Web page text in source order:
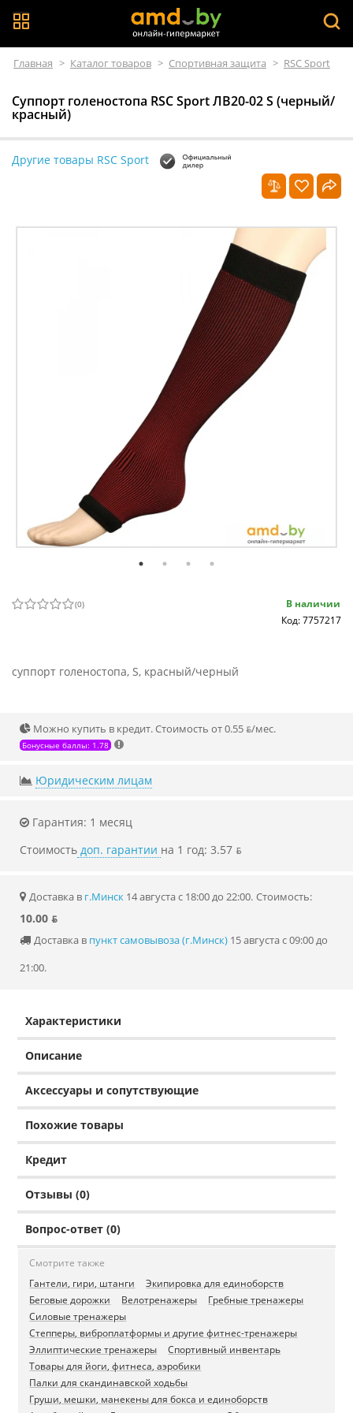
Главная > Каталог товаров > Спортивная защита > RSC Sport
Суппорт голеностопа RSC Sport ЛВ20-02 S (черный/
красный)
Другие товары RSC Sport
(0)
В наличии
Код: 7757217
суппорт голеностопа, S, красный/черный
Можно купить в кредит. Стоимость от 0.55 ƃ/мec.
Бонусные баллы: 1.78
Юридическим лицам
Гарантия: 1 месяц
Стоимость доп. гарантии на 1 год: 3.57 ƃ
Доставка в г.Минск 14 августа с 18:00 до 22:00. Стоимость:
10.00 ƃ
Доставка в пункт самовывоза (г.Минск) 15 августа с 09:00 до
21:00.
Характеристики
Описание
Аксессуары и сопутствующие
Похожие товары
Кредит
Отзывы (0)
Вопрос-ответ (0)
Смотрите также
Гантели, гири, штанги
Экипировка для единоборств
Беговые дорожки
Велотренажеры
Гребные тренажеры
Силовые тренажеры
Степперы, виброплатформы и другие фитнес-тренажеры
Эллиптические тренажеры
Спортивный инвентарь
Товары для йоги, фитнеса, аэробики
Палки для скандинавской ходьбы
Груши, мешки, манекены для бокса и единоборств